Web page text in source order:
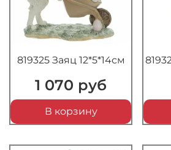
819325 Заяц 12*5*14см
1 070 руб
В корзину